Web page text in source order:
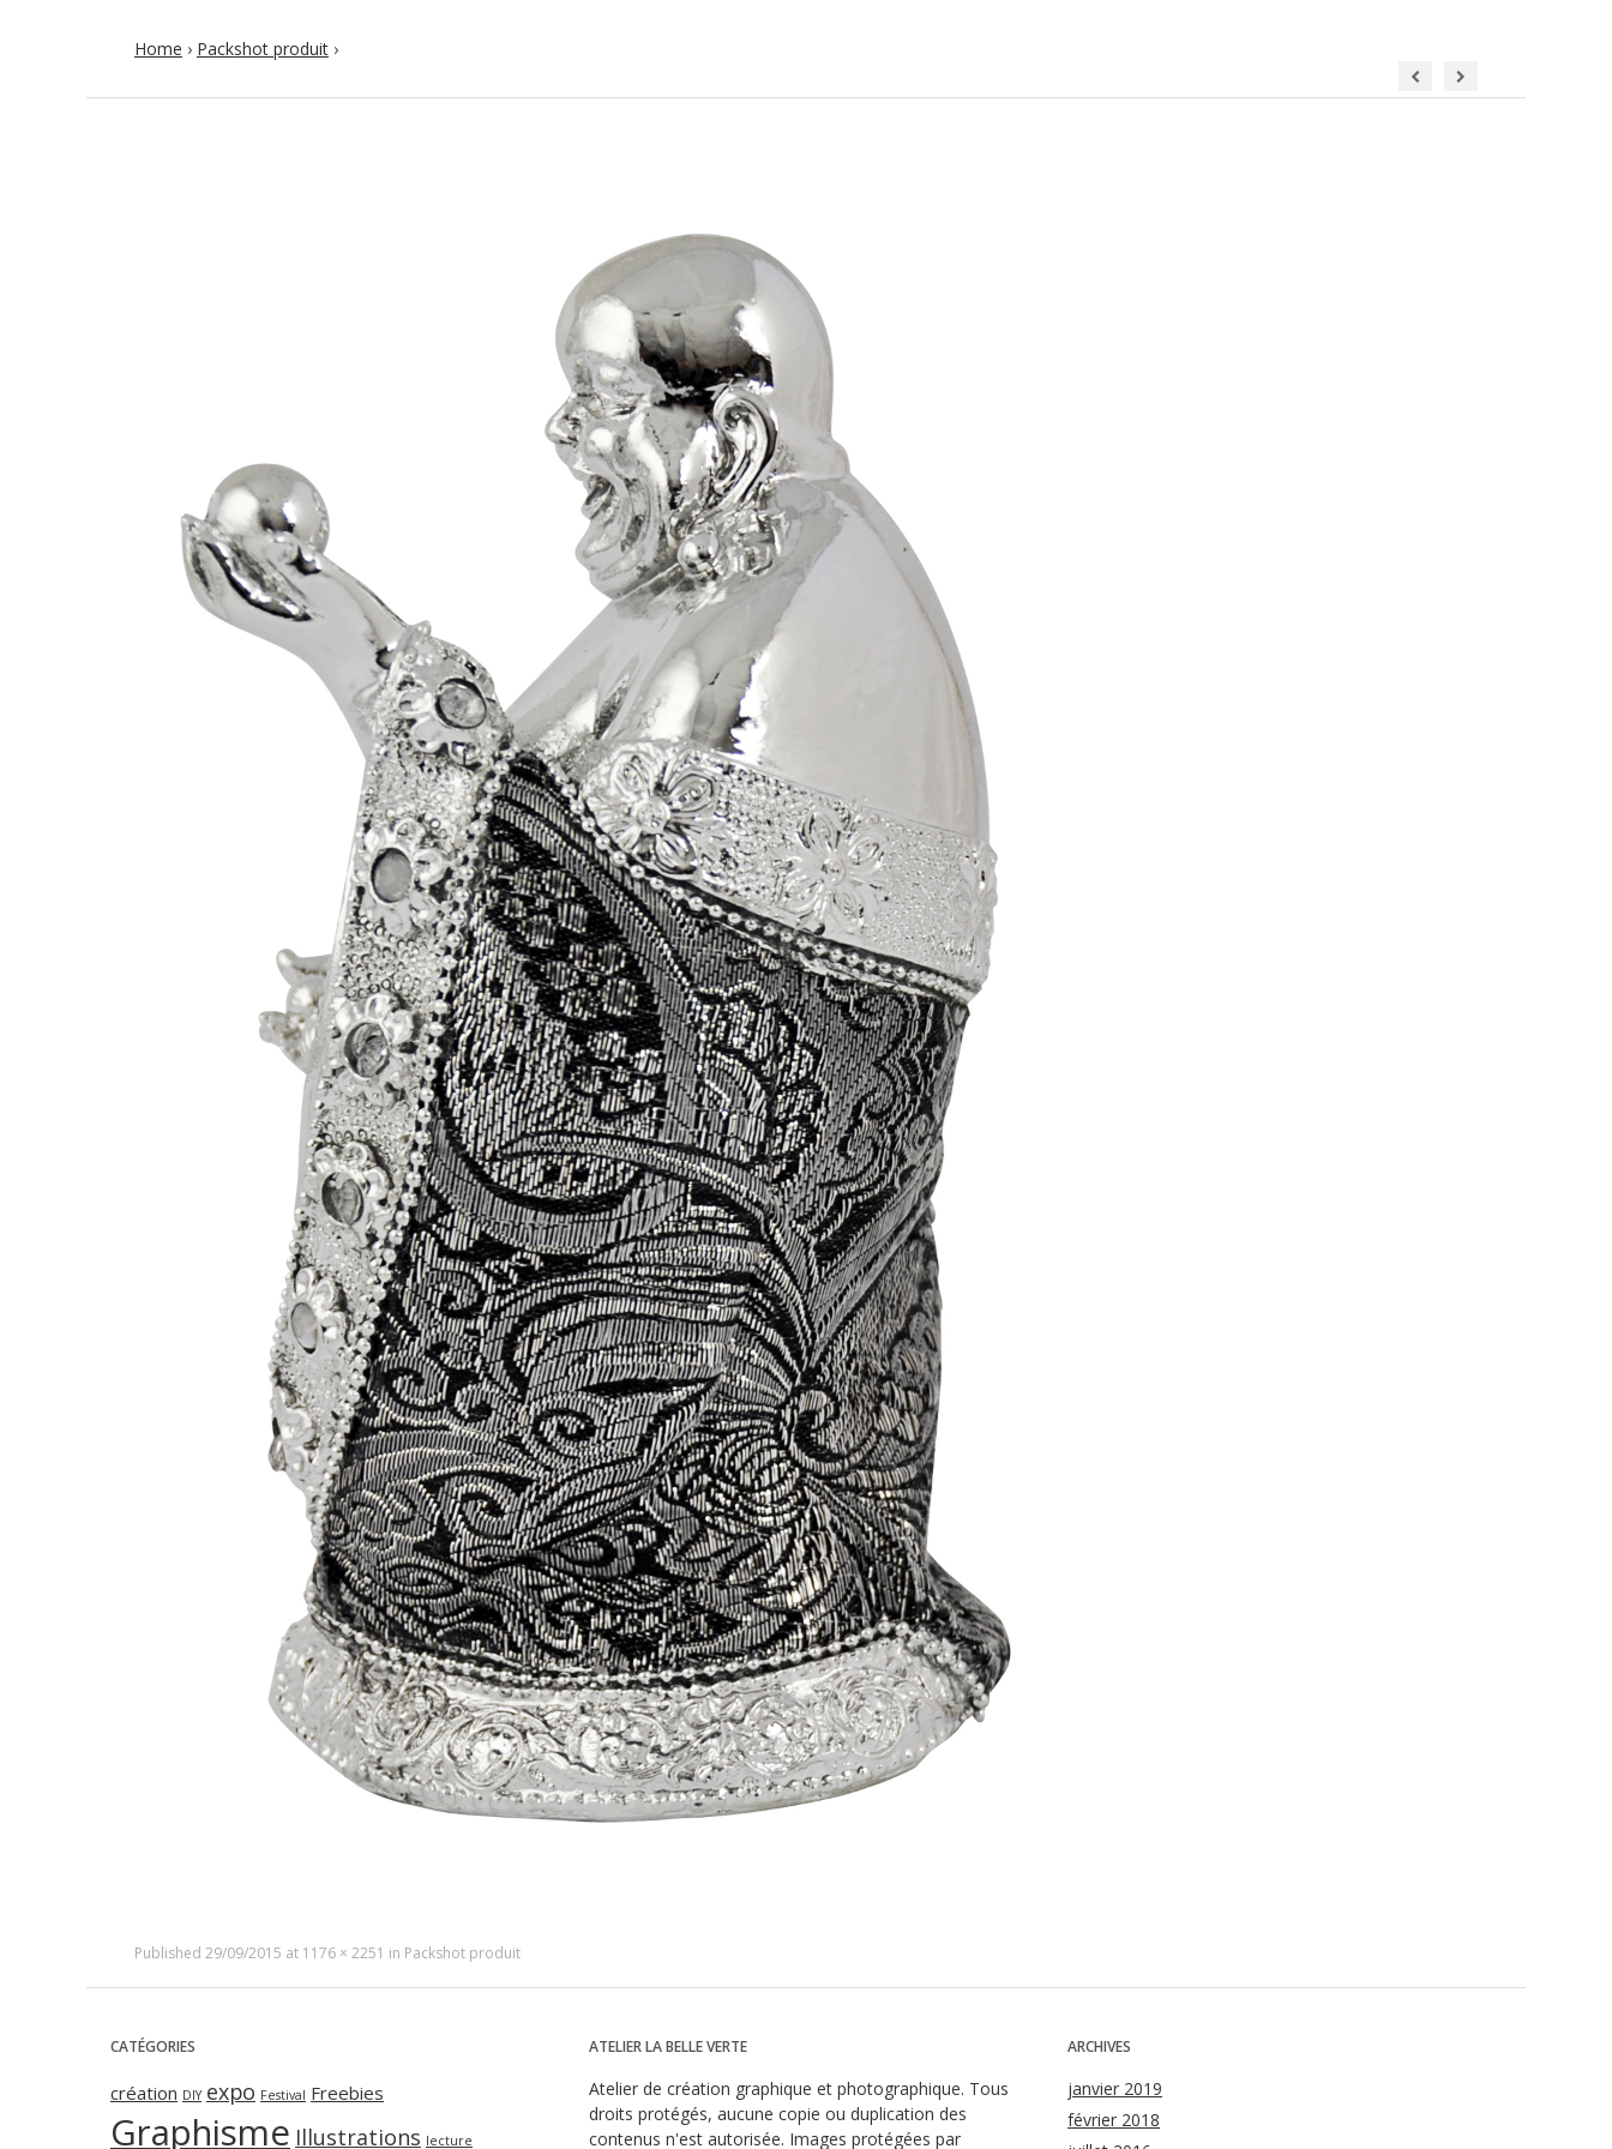
Home › Packshot produit ›
Published 29/09/2015 at 1176 × 2251 in Packshot produit
CATÉGORIES
création DIY expo Festival Freebies
Graphisme Illustrations lecture
ATELIER LA BELLE VERTE
Atelier de création graphique et photographique. Tous
droits protégés, aucune copie ou duplication des
contenus n'est autorisée. Images protégées par
ARCHIVES
janvier 2019
février 2018